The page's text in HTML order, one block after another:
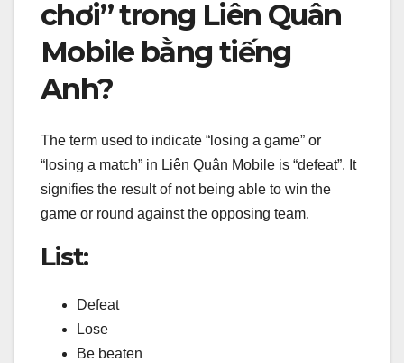
chơi” trong Liên Quân
Mobile bằng tiếng
Anh?
The term used to indicate “losing a game” or
“losing a match” in Liên Quân Mobile is “defeat”. It
signifies the result of not being able to win the
game or round against the opposing team.
List:
Defeat
Lose
Be beaten